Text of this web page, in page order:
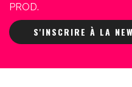
PROD.
S'INSCRIRE À LA